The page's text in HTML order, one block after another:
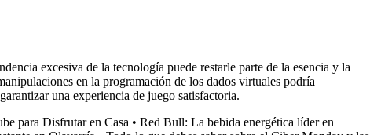
excesiva de la tecnología puede restarle parte de la esencia y la
en la programación de los dados virtuales podría
una experiencia de juego satisfactoria.
para Disfrutar en Casa • Red Bull: La bebida energética líder en